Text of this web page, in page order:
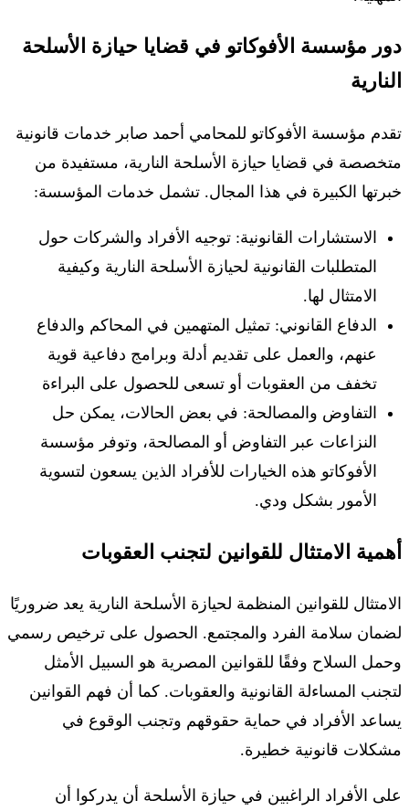
دور مؤسسة الأفوكاتو في قضايا حيازة الأسلحة
النارية
تقدم مؤسسة الأفوكاتو للمحامي أحمد صابر خدمات قانونية
متخصصة في قضايا حيازة الأسلحة النارية، مستفيدة من
خبرتها الكبيرة في هذا المجال. تشمل خدمات المؤسسة:
الاستشارات القانونية: توجيه الأفراد والشركات حول
المتطلبات القانونية لحيازة الأسلحة النارية وكيفية
الامتثال لها.
الدفاع القانوني: تمثيل المتهمين في المحاكم والدفاع
عنهم، والعمل على تقديم أدلة وبرامج دفاعية قوية
تخفف من العقوبات أو تسعى للحصول على البراءة
التفاوض والمصالحة: في بعض الحالات، يمكن حل
النزاعات عبر التفاوض أو المصالحة، وتوفر مؤسسة
الأفوكاتو هذه الخيارات للأفراد الذين يسعون لتسوية
الأمور بشكل ودي.
أهمية الامتثال للقوانين لتجنب العقوبات
الامتثال للقوانين المنظمة لحيازة الأسلحة النارية يعد ضروريًا
لضمان سلامة الفرد والمجتمع. الحصول على ترخيص رسمي
وحمل السلاح وفقًا للقوانين المصرية هو السبيل الأمثل
لتجنب المساءلة القانونية والعقوبات. كما أن فهم القوانين
يساعد الأفراد في حماية حقوقهم وتجنب الوقوع في
مشكلات قانونية خطيرة.
على الأفراد الراغبين في حيازة الأسلحة أن يدركوا أن